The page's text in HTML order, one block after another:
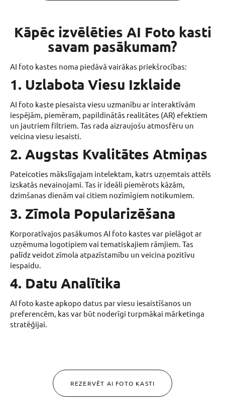
Kāpēc izvēlēties AI Foto kasti
savam pasākumam?
AI foto kastes noma piedāvā vairākas priekšrocības:
1. Uzlabota Viesu Izklaide
AI foto kaste piesaista viesu uzmanību ar interaktīvām
iespējām, piemēram, papildinātās realitātes (AR) efektiem
un jautriem filtriem. Tas rada aizraujošu atmosfēru un
veicina viesu iesaisti.
2. Augstas Kvalitātes Atmiņas
Pateicoties mākslīgajam intelektam, katrs uzņemtais attēls
izskatās nevainojami. Tas ir ideāli piemērots kāzām,
dzimšanas dienām vai citiem nozīmīgiem notikumiem.
3. Zīmola Popularizēšana
Korporatīvajos pasākumos AI foto kastes var pielāgot ar
uzņēmuma logotipiem vai tematiskajiem rāmjiem. Tas
palīdz veidot zīmola atpazīstamību un veicina pozitīvu
iespaidu.
4. Datu Analītika
AI foto kaste apkopo datus par viesu iesaistīšanos un
preferencēm, kas var būt noderīgi turpmākai mārketinga
stratēģijai.
REZERVĒT AI FOTO KASTI